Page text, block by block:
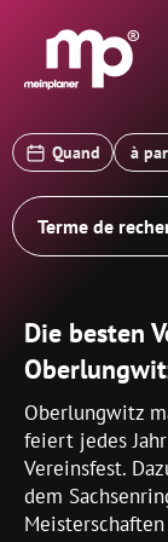
®
Quand
Die besten
Oberlungwitz
feiert jedes
Vereinsfest.
dem